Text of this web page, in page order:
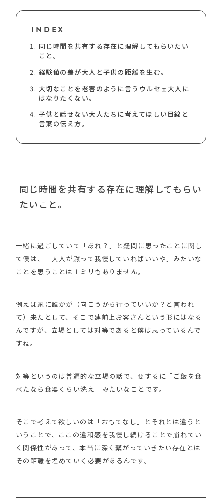
INDEX
同じ時間を共有する存在に理解してもらいたい
こと。
経験値の差が大人と子供の距離を生む。
大切なことを老害のように言うウルセェ大人に
はなりたくない。
子供と話せない大人たちに考えてほしい目線と
言葉の伝え方。
同じ時間を共有する存在に理解してもらい
たいこと。
一緒に過ごしていて「あれ？」と疑問に思ったことに関し
て僕は、「大人が黙って我慢していればいいや」みたいな
ことを思うことは１ミリもありません。
例えば家に誰かが（向こうから行っていいか？と言われ
て）来たとして、そこで建前上お客さんという形にはなる
んですが、立場としては対等であると僕は思っているんで
すね。
対等というのは普遍的な立場の話で、要するに「ご飯を食
べたなら食器くらい洗え」みたいなことです。
そこで考えて欲しいのは「おもてなし」とそれとは違うと
いうことで、ここの違和感を我慢し続けることで崩れてい
く関係性があって、本当に深く繋がっていきたい存在とは
その距離を埋めていく必要があるんです。